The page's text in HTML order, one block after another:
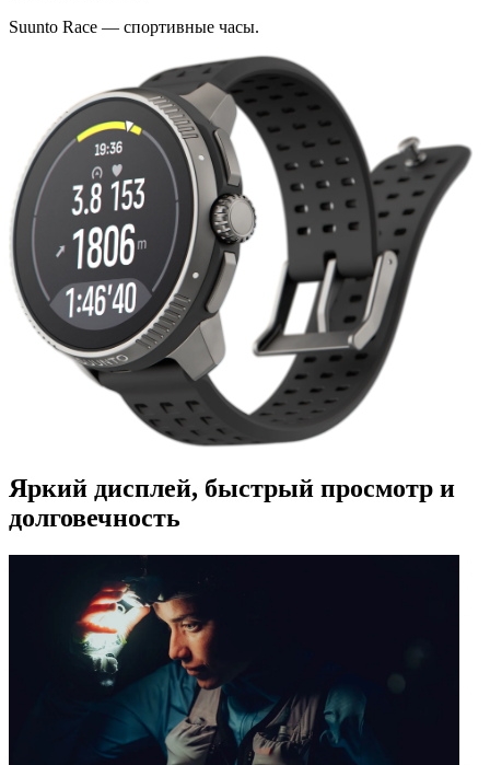
Suunto Race — спортивные часы.
Яркий дисплей, быстрый просмотр и
долговечность